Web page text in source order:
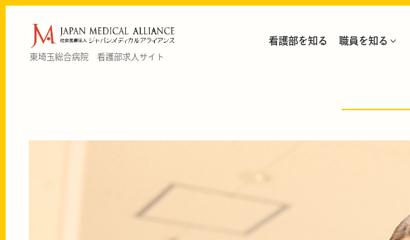
東埼玉総合病院 看護部求人サイト
看護部を知る 職員を知る